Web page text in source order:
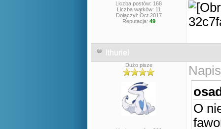
Liczba postów: 168
Liczba wątków: 11
Dołączył: Oct 2017
Reputacja: 49
Ithuriel
Dużo pisze
O